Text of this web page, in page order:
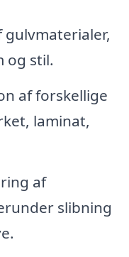
gulvmaterialer,
og stil.
af forskellige
laminat,
af
slibning